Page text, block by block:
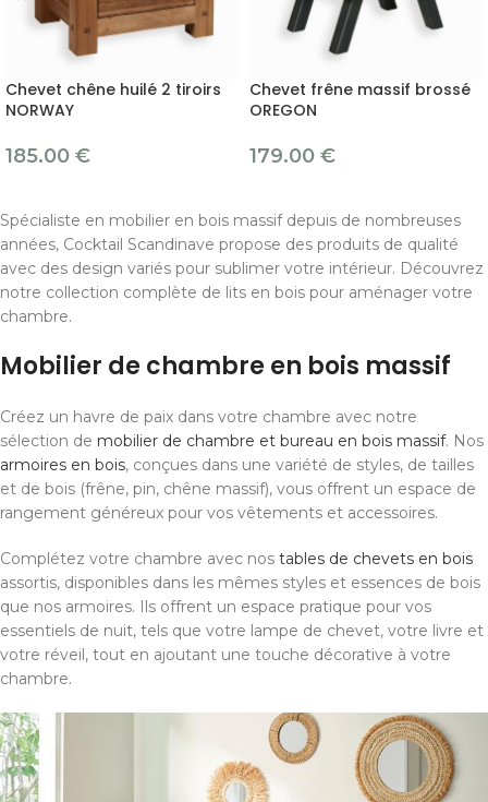
Chevet chêne huilé 2 tiroirs
NORWAY
185.00 €
Chevet frêne massif brossé
OREGON
179.00 €
Spécialiste en mobilier en bois massif depuis de nombreuses
années, Cocktail Scandinave propose des produits de qualité
avec des design variés pour sublimer votre intérieur. Découvrez
notre collection complète de lits en bois pour aménager votre
chambre.
Mobilier de chambre en bois massif
Créez un havre de paix dans votre chambre avec notre
sélection de mobilier de chambre et bureau en bois massif. Nos
armoires en bois, conçues dans une variété de styles, de tailles
et de bois (frêne, pin, chêne massif), vous offrent un espace de
rangement généreux pour vos vêtements et accessoires.
Complétez votre chambre avec nos tables de chevets en bois
assortis, disponibles dans les mêmes styles et essences de bois
que nos armoires. Ils offrent un espace pratique pour vos
essentiels de nuit, tels que votre lampe de chevet, votre livre et
votre réveil, tout en ajoutant une touche décorative à votre
chambre.